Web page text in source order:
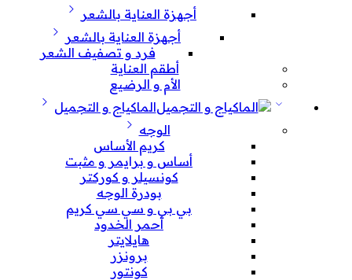
أجهزة العناية بالشعر
أجهزة العناية بالشعر
فرد و تصفيف الشعر
أطقم العناية
الأم و الرضيع
الماكياج و التجميل
الوجه
كريم الأساس
أساس و برايمر و مثبت
كونسيلر و كوركتر
بودرة الوجه
بي بي و سي سي كريم
أحمر الخدود
هايلايتر
برونزر
كونتور